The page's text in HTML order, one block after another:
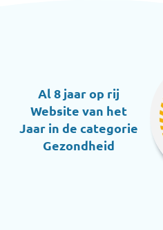
Al 8 jaar op rij
Website van het
Jaar in de categorie
Gezondheid